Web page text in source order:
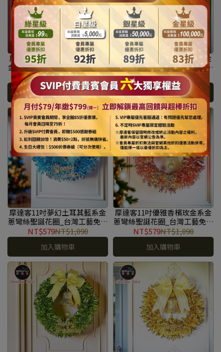
摩達客11吋風尚雅墨綠刷白系
金蔥彎絲聖誕花圈_台灣工藝免
組裝_本島免運費 #YS-
GW2501014
NT$579NT$1,090
加入購物車
摩達客11吋森林雙綠漸層系金
蔥彎絲聖誕花圈_台灣工藝免組
裝_本島免運費 #YS-
GW2501013
NT$579NT$1,090
加入購物車
摩達客11吋夢幻土耳其藍系金
蔥彎絲聖誕花圈_台灣工藝免組
裝_本島免運費 #YS-
GW2501012
NT$579NT$1,090
加入購物車
摩達客11吋優雅香檳玫金系金
蔥彎絲聖誕花圈_台灣工藝免組
裝_本島免運費 #YS-
GW2501011
NT$579NT$1,090
加入購物車